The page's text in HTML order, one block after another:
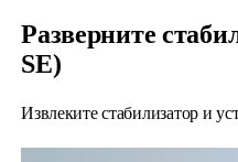
Разверните
SE)
Извлеките стабилизатор и